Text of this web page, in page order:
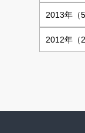
2013年（5
2012年（2